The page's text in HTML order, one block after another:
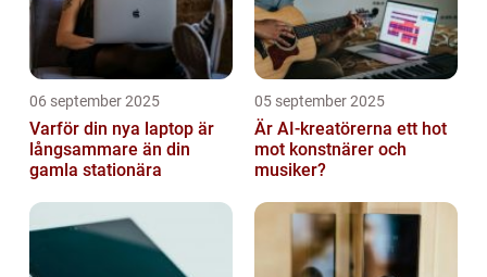
06 september 2025
Varför din nya laptop är
långsammare än din
gamla stationära
05 september 2025
Är AI-kreatörerna ett hot
mot konstnärer och
musiker?